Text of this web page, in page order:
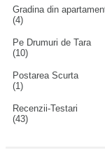
Gradina din
(4)
Pe Drumuri de Tara
(10)
Postarea Scurta
(1)
Recenzii-Testari
(43)